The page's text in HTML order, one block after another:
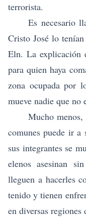
terrorista.
Es necesario
Cristo José lo
Eln. La explicación
para quien haya
zona ocupada por
mueve nadie que no
Mucho menos,
comunes puede ir a
sus integrantes se
elenos asesinan
lleguen a hacerles
tenido y tienen
en diversas regiones